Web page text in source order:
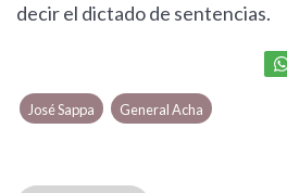
decir el dictado de sentencias.
José Sappa General Acha